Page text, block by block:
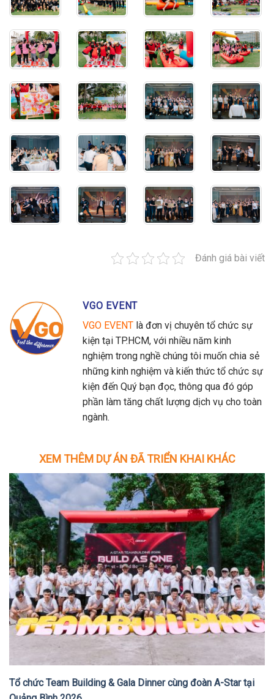
Đánh giá bài viết
VGO EVENT
VGO EVENT là đơn vị chuyên tổ chức sự
kiện tại TP.HCM, với nhiều năm kinh
nghiệm trong nghề chúng tôi muốn chia sẻ
những kinh nghiệm và kiến thức tổ chức sự
kiện đến Quý bạn đọc, thông qua đó góp
phần làm tăng chất lượng dịch vụ cho toàn
ngành.
XEM THÊM DỰ ÁN ĐÃ TRIỂN KHAI KHÁC
Tổ chức Team Building & Gala Dinner cùng đoàn A-Star tại